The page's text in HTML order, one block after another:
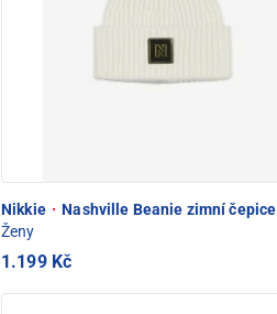
Nikkie · Nashville Beanie zimní čepice
Ženy
1.199 Kč